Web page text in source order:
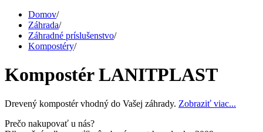
Domov/
Záhrada/
Záhradné príslušenstvo/
Kompostéry/
Kompostér LANITPLAST
Drevený kompostér vhodný do Vašej záhrady. Zobraziť viac...
Prečo nakupovať u nás?